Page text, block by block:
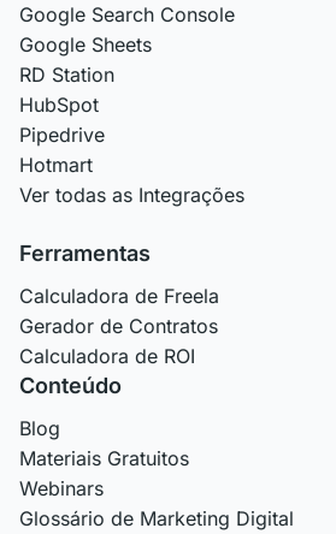
Google Search Console
Google Sheets
RD Station
HubSpot
Pipedrive
Hotmart
Ver todas as Integrações
Ferramentas
Calculadora de Freela
Gerador de Contratos
Calculadora de ROI
Conteúdo
Blog
Materiais Gratuitos
Webinars
Glossário de Marketing Digital